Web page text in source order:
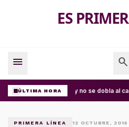
ES
menu search
ÚLTIMA HORALa ley no se dobla al
PRIMERA LÍNEA 12 OCTUBRE, 2016